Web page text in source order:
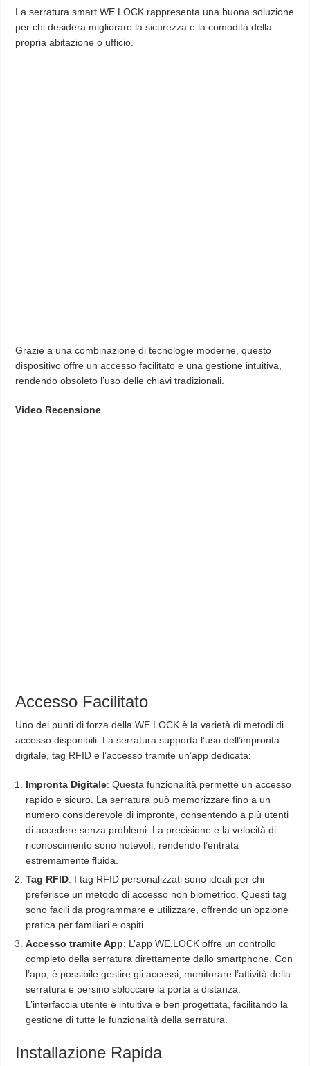
impronta
digitale.
La serratura smart WE.LOCK rappresenta una buona soluzione
per chi desidera migliorare la sicurezza e la comodità della
propria abitazione o ufficio.
Grazie a una combinazione di tecnologie moderne, questo
dispositivo offre un accesso facilitato e una gestione intuitiva,
rendendo obsoleto l’uso delle chiavi tradizionali.
Video Recensione
Accesso Facilitato
Uno dei punti di forza della WE.LOCK è la varietà di metodi di
accesso disponibili. La serratura supporta l’uso dell’impronta
digitale, tag RFID e l’accesso tramite un’app dedicata:
Impronta Digitale: Questa funzionalità permette un accesso
rapido e sicuro. La serratura può memorizzare fino a un
numero considerevole di impronte, consentendo a più utenti
di accedere senza problemi. La precisione e la velocità di
riconoscimento sono notevoli, rendendo l’entrata
estremamente fluida.
Tag RFID: I tag RFID personalizzati sono ideali per chi
preferisce un metodo di accesso non biometrico. Questi tag
sono facili da programmare e utilizzare, offrendo un’opzione
pratica per familiari e ospiti.
Accesso tramite App: L’app WE.LOCK offre un controllo
completo della serratura direttamente dallo smartphone. Con
l’app, è possibile gestire gli accessi, monitorare l’attività della
serratura e persino sbloccare la porta a distanza.
L’interfaccia utente è intuitiva e ben progettata, facilitando la
gestione di tutte le funzionalità della serratura.
Installazione Rapida